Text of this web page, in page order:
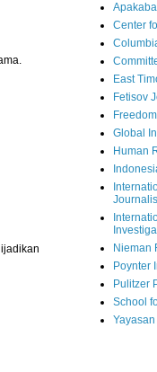
Center
East
Fetisov
Global
Human
Nieman
Poynter
Pulitzer
School